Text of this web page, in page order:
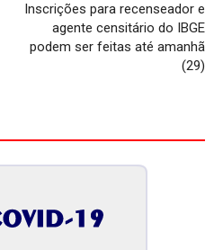
Inscrições para recenseador e
agente censitário do IBGE
podem ser feitas até amanhã
(29)